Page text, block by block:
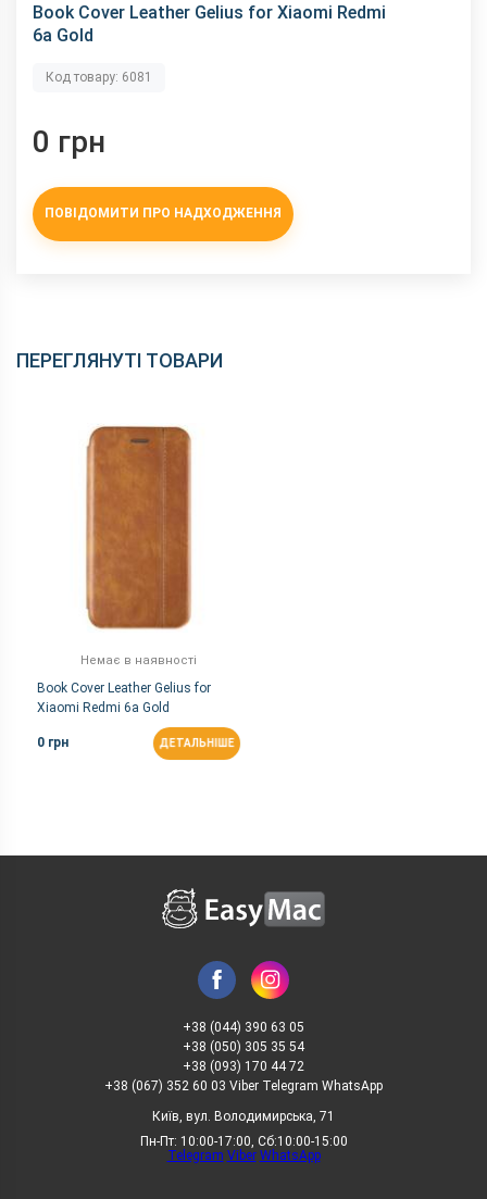
Book Cover Leather Gelius for Xiaomi Redmi
6a Gold
Код товару: 6081
0 грн
ПОВІДОМИТИ ПРО НАДХОДЖЕННЯ
ПЕРЕГЛЯНУТІ ТОВАРИ
Немає в наявності
Book Cover Leather Gelius for
Xiaomi Redmi 6a Gold
0 грн ДЕТАЛЬНІШЕ
+38 (044) 390 63 05
+38 (050) 305 35 54
+38 (093) 170 44 72
+38 (067) 352 60 03 Viber Telegram WhatsApp
Київ, вул. Володимирська, 71
Пн-Пт: 10:00-17:00, Сб:10:00-15:00
Telegram Viber WhatsApp